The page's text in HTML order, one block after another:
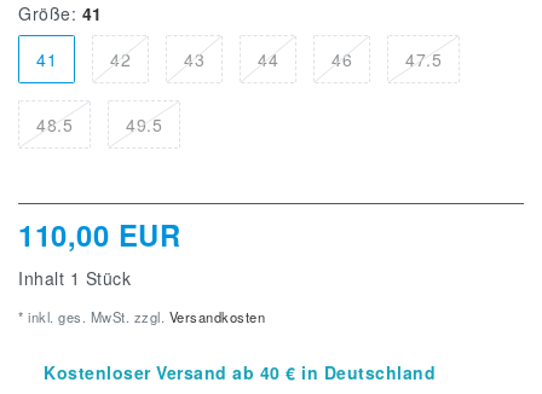
Größe: 41
41
42 43 44 46 47.5
48.5 49.5
110,00 EUR
Inhalt 1 Stück
* inkl. ges. MwSt. zzgl. Versandkosten
Kostenloser Versand ab 40 € in Deutschland